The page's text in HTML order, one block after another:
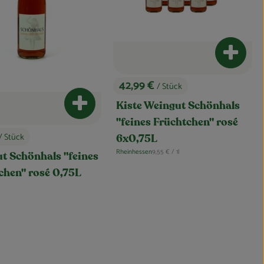
hinzufügen
Stück
Schönhals "feines
rosé 0,75L
Produkt zum Warenkorb hinzufügen
, Preis:
42,99 €/ Stück
Kiste Weingut Schönhals
"feines Früchtchen" rosé
6x0,75L
, Herkunft:
Rheinhessen, Referenzpreis:
9,55 € / 1l
Produkt